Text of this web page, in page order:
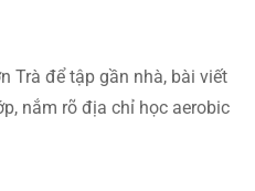
Trà để tập gần nhà, bài viết
nắm rõ địa chỉ học aerobic